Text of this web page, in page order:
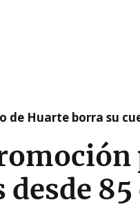
de Huarte borra su
desde